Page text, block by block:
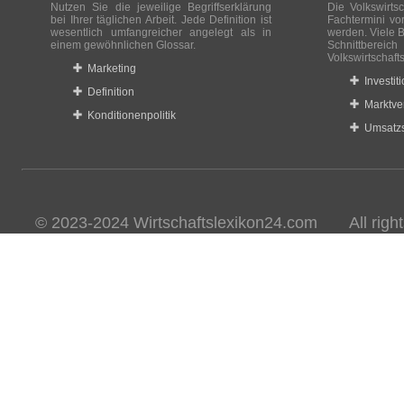
Nutzen Sie die jeweilige Begriffserklärung
bei Ihrer täglichen Arbeit. Jede Definition ist
wesentlich umfangreicher angelegt als in
einem gewöhnlichen Glossar.
Marketing
Definition
Konditionenpolitik
Die
Fachtermini
werden. Viele
© 2023-2024 Wirtschaftslexikon24.com All